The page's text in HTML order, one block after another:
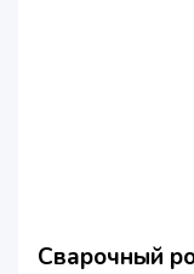
Сварочный